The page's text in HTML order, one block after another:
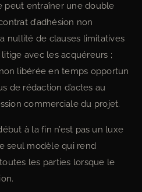
peut entraîner une double
d’adhésion non
nullité de clauses limitatives
avec les acquéreurs ;
libérée en temps opportun
de rédaction d’actes au
commerciale du projet.
à la fin n’est pas un luxe
seul modèle qui rend
les parties lorsque le